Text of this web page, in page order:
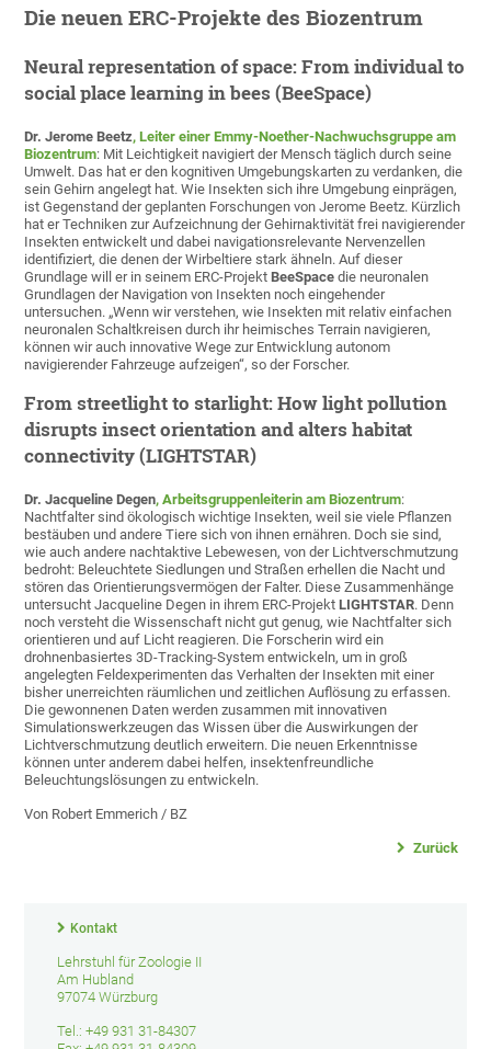
Die neuen ERC-Projekte des Biozentrum
Neural representation of space: From individual to
social place learning in bees (BeeSpace)
Dr. Jerome Beetz, Leiter einer Emmy-Noether-Nachwuchsgruppe am
Biozentrum: Mit Leichtigkeit navigiert der Mensch täglich durch seine
Umwelt. Das hat er den kognitiven Umgebungskarten zu verdanken, die
sein Gehirn angelegt hat. Wie Insekten sich ihre Umgebung einprägen,
ist Gegenstand der geplanten Forschungen von Jerome Beetz. Kürzlich
hat er Techniken zur Aufzeichnung der Gehirnaktivität frei navigierender
Insekten entwickelt und dabei navigationsrelevante Nervenzellen
identifiziert, die denen der Wirbeltiere stark ähneln. Auf dieser
Grundlage will er in seinem ERC-ProjektBeeSpace die neuronalen
Grundlagen der Navigation von Insekten noch eingehender
untersuchen. „Wenn wir verstehen, wie Insekten mit relativ einfachen
neuronalen Schaltkreisen durch ihr heimisches Terrain navigieren,
können wir auch innovative Wege zur Entwicklung autonom
navigierender Fahrzeuge aufzeigen“, so der Forscher.
From streetlight to starlight: How light pollution
disrupts insect orientation and alters habitat
connectivity (LIGHTSTAR)
Dr. Jacqueline Degen, Arbeitsgruppenleiterin am Biozentrum:
Nachtfalter sind ökologisch wichtige Insekten, weil sie viele Pflanzen
bestäuben und andere Tiere sich von ihnen ernähren. Doch sie sind,
wie auch andere nachtaktive Lebewesen, von der Lichtverschmutzung
bedroht: Beleuchtete Siedlungen und Straßen erhellen die Nacht und
stören das Orientierungsvermögen der Falter. Diese Zusammenhänge
untersucht Jacqueline Degen in ihrem ERC-ProjektLIGHTSTAR. Denn
noch versteht die Wissenschaft nicht gut genug, wie Nachtfalter sich
orientieren und auf Licht reagieren. Die Forscherin wird ein
drohnenbasiertes 3D-Tracking-System entwickeln, um in groß
angelegten Feldexperimenten das Verhalten der Insekten mit einer
bisher unerreichten räumlichen und zeitlichen Auflösung zu erfassen.
Die gewonnenen Daten werden zusammen mit innovativen
Simulationswerkzeugen das Wissen über die Auswirkungen der
Lichtverschmutzung deutlich erweitern. Die neuen Erkenntnisse
können unter anderem dabei helfen, insektenfreundliche
Beleuchtungslösungen zu entwickeln.
Von Robert Emmerich / BZ
Zurück
Kontakt
Lehrstuhl für Zoologie II
Am Hubland
97074 Würzburg
Tel.: +49 931 31-84307